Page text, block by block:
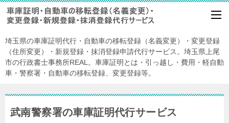
埼玉県の車庫証明代行・自動車の移転登録（名義変更）・変更登録
（住所変更）・新規登録・抹消登録申請代行サービス。埼玉県上尾
市の行政書士事務所REAL。車庫証明とは・引っ越し・費用・軽自動
車・警察署・自動車の移転登録、変更登録等。
武南警察署の車庫証明代行サービス